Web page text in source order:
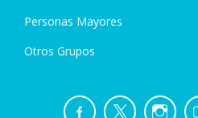
Personas Mayores
Otros Grupos